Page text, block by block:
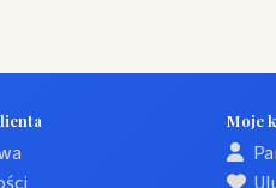
Moje